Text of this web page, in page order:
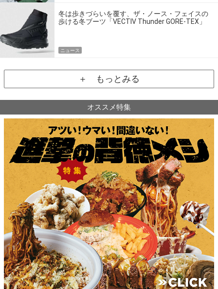
冬は歩きづらいを覆す、ザ・ノース・フェイスの
歩ける冬ブーツ「VECTIV Thunder GORE-TEX」
ニュース
＋ もっとみる
オススメ特集